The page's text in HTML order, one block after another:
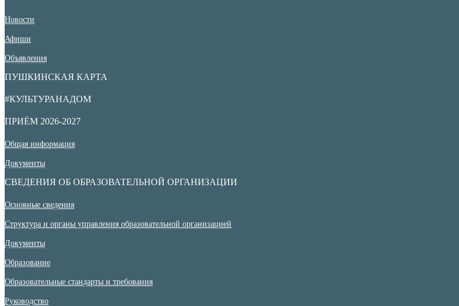
Новости
Афиши
Объявления
ПУШКИНСКАЯ КАРТА
#КУЛЬТУРАНАДОМ
ПРИЁМ 2026-2027
Общая информация
Документы
СВЕДЕНИЯ ОБ ОБРАЗОВАТЕЛЬНОЙ ОРГАНИЗАЦИИ
Основные сведения
Структура и органы управления образовательной организацией
Документы
Образование
Образовательные стандарты и требования
Руководство